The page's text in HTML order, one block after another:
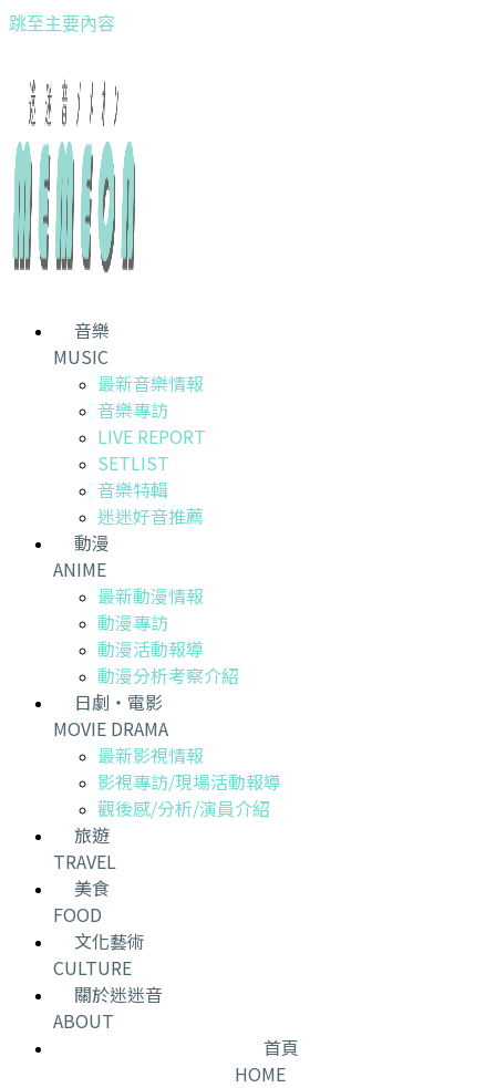
跳至主要內容
音樂
MUSIC
最新音樂情報
音樂專訪
LIVE REPORT
SETLIST
音樂特輯
迷迷好音推薦
動漫
ANIME
最新動漫情報
動漫專訪
動漫活動報導
動漫分析考察介紹
日劇・電影
MOVIE DRAMA
最新影視情報
影視專訪/現場活動報導
觀後感/分析/演員介紹
旅遊
TRAVEL
美食
FOOD
文化藝術
CULTURE
關於迷迷音
ABOUT
首頁
HOME